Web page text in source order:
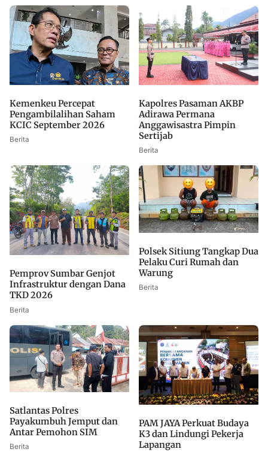
Kemenkeu Percepat
Pengambilalihan Saham
KCIC September 2026
Berita
Kapolres Pasaman AKBP
Adirawa Permana
Anggawisastra Pimpin
Sertijab
Berita
Pemprov Sumbar Genjot
Infrastruktur dengan Dana
TKD 2026
Berita
Polsek Sitiung Tangkap Dua
Pelaku Curi Rumah dan
Warung
Berita
Satlantas Polres
Payakumbuh Jemput dan
Antar Pemohon SIM
Berita
PAM JAYA Perkuat Budaya
K3 dan Lindungi Pekerja
Lapangan